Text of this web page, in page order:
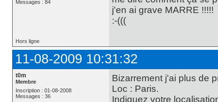
Messages : 84
j'en ai grave MARRE !!!!!
:-(((
Hors ligne
11-08-2009 10:31:32
t0m
Membre
Inscription : 01-08-2008
Messages : 36
Bizarrement j'ai plus de
Loc : Paris.
Indiquez votre